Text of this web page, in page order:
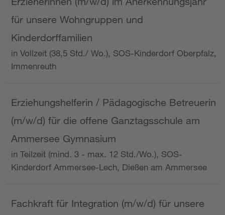
für unsere Wohngruppen und
Kinderdorffamilien
in Vollzeit (38,5 Std./ Wo.), SOS-Kinderdorf Oberpfalz,
Immenreuth
Erziehungshelferin / Pädagogische Betreuerin
(m/w/d) für die offene Ganztagsschule am
Ammersee Gymnasium
in Teilzeit (mind. 3 - max. 12 Std./Wo.), SOS-
Kinderdorf Ammersee-Lech, Dießen am Ammersee
Fachkraft für Integration (m/w/d) für unsere